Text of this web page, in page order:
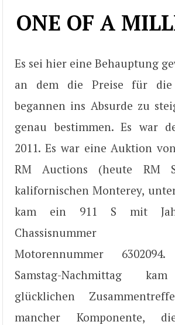
ONE OF A
Es sei hier eine Behauptung
an dem die Preise für die
begannen ins Absurde zu
genau bestimmen. Es war
2011. Es war eine Auktion
RM Auctions (heute RM
kalifornischen Monterey,
kam ein 911 S mit
Chassisnummer
Motorennummer
Samstag-Nachmittag
glücklichen
mancher Komponente,